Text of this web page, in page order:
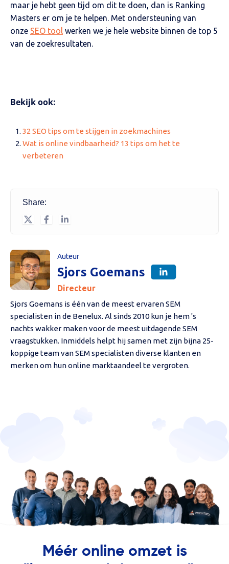
maar je hebt geen tijd om dit te doen, dan is Ranking
Masters er om je te helpen. Met ondersteuning van
onze SEO tool werken we je hele website binnen de top 5
van de zoekresultaten.
Bekijk ook:
32 SEO tips om te stijgen in zoekmachines
Wat is online vindbaarheid? 13 tips om het te
verbeteren
Share:
Auteur
Sjors Goemans
Directeur
Sjors Goemans is één van de meest ervaren SEM
specialisten in de Benelux. Al sinds 2010 kun je hem 's
nachts wakker maken voor de meest uitdagende SEM
vraagstukken. Inmiddels helpt hij samen met zijn bijna 25-
koppige team van SEM specialisten diverse klanten en
merken om hun online marktaandeel te vergroten.
Méér online omzet is